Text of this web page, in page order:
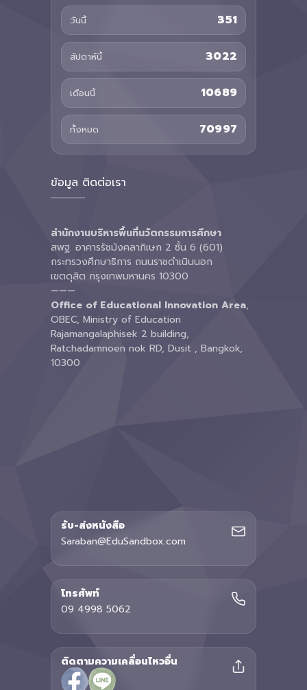
วันนี้ 351
สัปดาห์นี้ 3022
เดือนนี้ 10689
ทั้งหมด 70997
ข้อมูล ติดต่อเรา
สำนักงานบริหารพื้นที่นวัตกรรมการศึกษา
สพฐ. อาคารรัชมังคลาภิเษก 2 ชั้น 6 (601)
กระทรวงศึกษาธิการ ถนนราชดำเนินนอก
เขตดุสิต กรุงเทพมหานคร 10300
———
Office of Educational Innovation Area,
OBEC, Ministry of Education
Rajamangalaphisek 2 building,
Ratchadamnoen nok RD, Dusit , Bangkok,
10300
รับ-ส่งหนังสือ
Saraban@EduSandbox.com
โทรศัพท์
09 4998 5062
ติดตามความเคลื่อนไหวอื่น